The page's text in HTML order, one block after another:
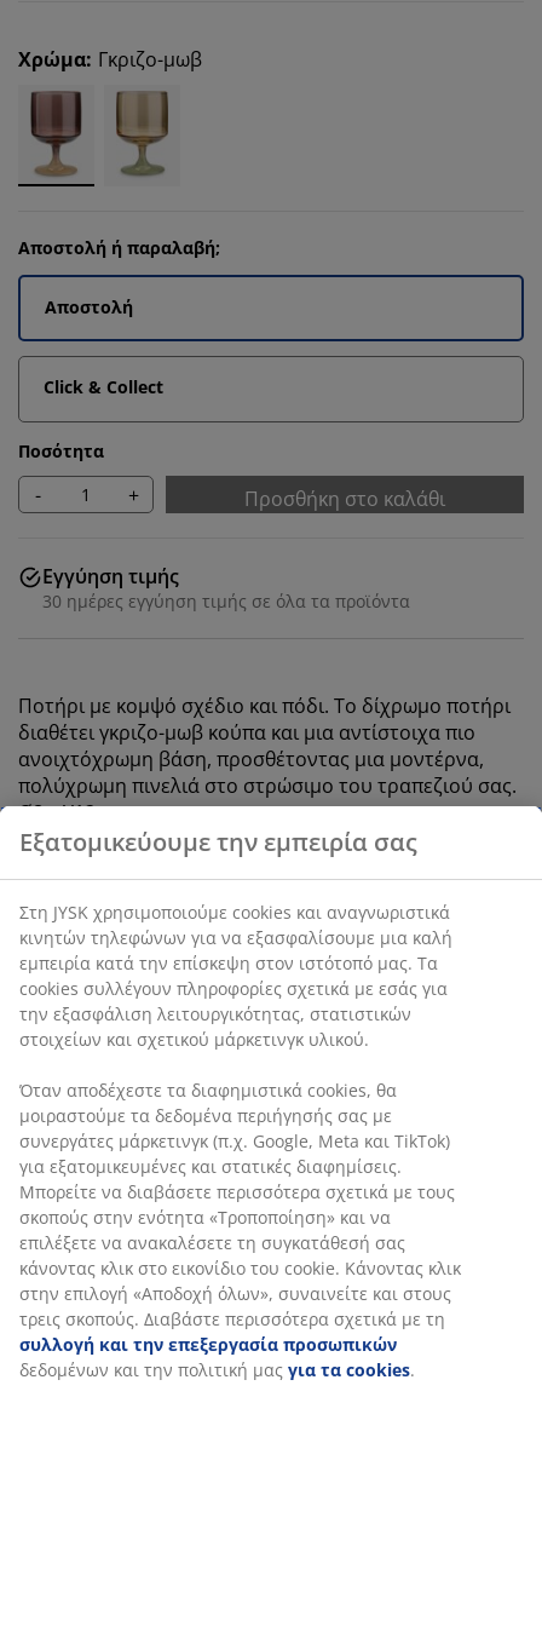
Χρώμα: Γκριζο-μωβ
Αποστολή ή παραλαβή;
Αποστολή
Click & Collect
Ποσότητα
- + Προσθήκη στο καλάθι
Εγγύηση τιμής
30 ημέρες εγγύηση τιμής σε όλα τα προϊόντα
Ποτήρι με κομψό σχέδιο και πόδι. Το δίχρωμο ποτήρι
διαθέτει γκριζο-μωβ κούπα και μια αντίστοιχα πιο
ανοιχτόχρωμη βάση, προσθέτοντας μια μοντέρνα,
πολύχρωμη πινελιά στο στρώσιμο του τραπεζιού σας.
Ø8 x Υ12 cm
SKU: 4912966
Χαρακτηριστικά προϊόντος
Αξιολογήσεις
( 1)
Αποστολή